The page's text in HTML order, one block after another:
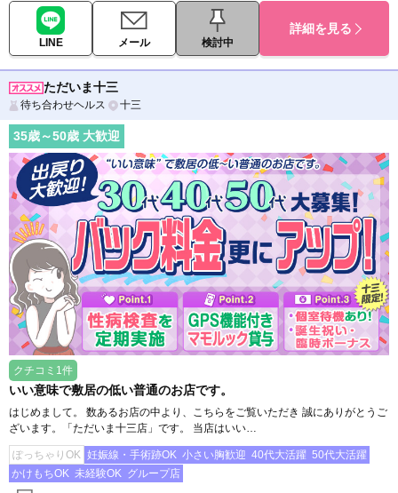
LINE メール 検討中
詳細を見る
ただいま十三
待ち合わせヘルス 十三
35歳～50歳 大歓迎
クチコミ1件
いい意味で敷居の低い普通のお店です。
はじめまして。 数あるお店の中より、こちらをご覧いただき 誠にありがとうご
ざいます。「ただいま十三店」です。 当店はいい…
ぽっちゃりOK 妊娠線・手術跡OK 小さい胸歓迎 40代大活躍 50代大活躍
かけもちOK 未経験OK グループ店